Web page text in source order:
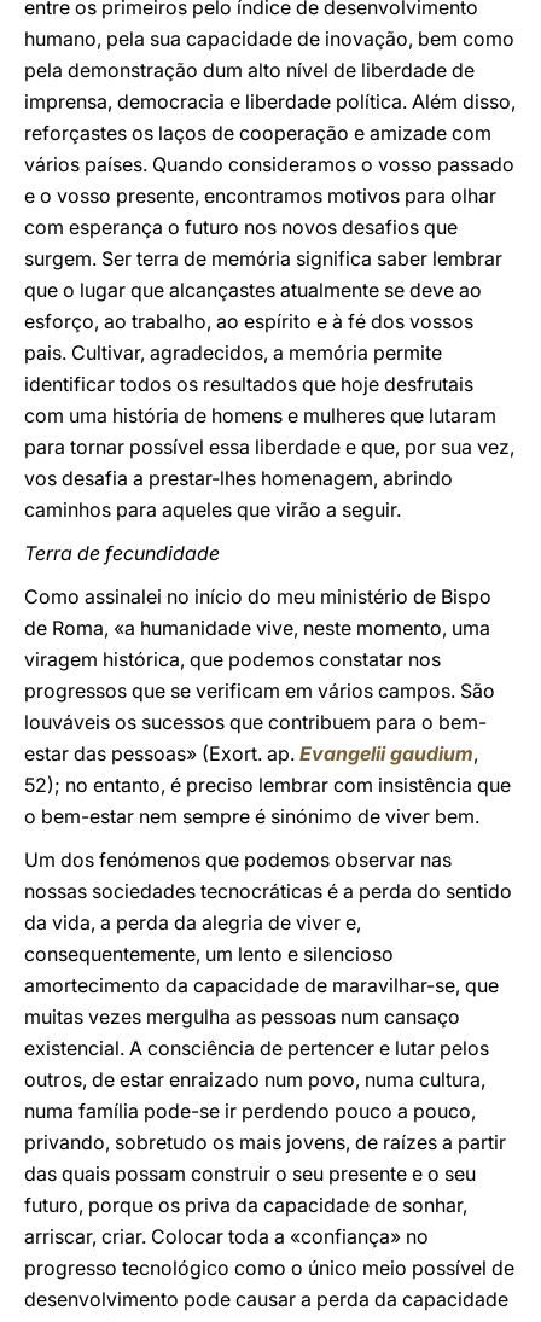
entre os primeiros pelo índice de desenvolvimento
humano, pela sua capacidade de inovação, bem como
pela demonstração dum alto nível de liberdade de
imprensa, democracia e liberdade política. Além disso,
reforçastes os laços de cooperação e amizade com
vários países. Quando consideramos o vosso passado
e o vosso presente, encontramos motivos para olhar
com esperança o futuro nos novos desafios que
surgem. Ser terra de memória significa saber lembrar
que o lugar que alcançastes atualmente se deve ao
esforço, ao trabalho, ao espírito e à fé dos vossos
pais. Cultivar, agradecidos, a memória permite
identificar todos os resultados que hoje desfrutais
com uma história de homens e mulheres que lutaram
para tornar possível essa liberdade e que, por sua vez,
vos desafia a prestar-lhes homenagem, abrindo
caminhos para aqueles que virão a seguir.
Terra de fecundidade
Como assinalei no início do meu ministério de Bispo
de Roma, «a humanidade vive, neste momento, uma
viragem histórica, que podemos constatar nos
progressos que se verificam em vários campos. São
louváveis os sucessos que contribuem para o bem-
estar das pessoas» (Exort. ap. Evangelii gaudium,
52); no entanto, é preciso lembrar com insistência que
o bem-estar nem sempre é sinónimo de viver bem.
Um dos fenómenos que podemos observar nas
nossas sociedades tecnocráticas é a perda do sentido
da vida, a perda da alegria de viver e,
consequentemente, um lento e silencioso
amortecimento da capacidade de maravilhar-se, que
muitas vezes mergulha as pessoas num cansaço
existencial. A consciência de pertencer e lutar pelos
outros, de estar enraizado num povo, numa cultura,
numa família pode-se ir perdendo pouco a pouco,
privando, sobretudo os mais jovens, de raízes a partir
das quais possam construir o seu presente e o seu
futuro, porque os priva da capacidade de sonhar,
arriscar, criar. Colocar toda a «confiança» no
progresso tecnológico como o único meio possível de
desenvolvimento pode causar a perda da capacidade